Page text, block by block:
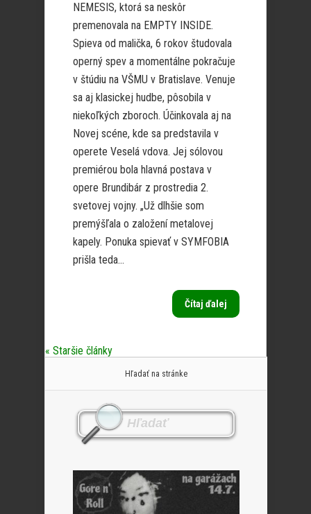
NEMESIS, ktorá sa neskôr
premenovala na EMPTY INSIDE.
Spieva od malička, 6 rokov študovala
operný spev a momentálne pokračuje
v štúdiu na VŠMU v Bratislave. Venuje
sa aj klasickej hudbe, pôsobila v
niekoľkých zboroch. Účinkovala aj na
Novej scéne, kde sa predstavila v
operete Veselá vdova. Jej sólovou
premiérou bola hlavná postava v
opere Brundibár z prostredia 2.
svetovej vojny. „Už dlhšie som
premýšľala o založení metalovej
kapely. Ponuka spievať v SYMFOBIA
prišla teda...
Čítaj ďalej
« Staršie články
Hľadať na stránke